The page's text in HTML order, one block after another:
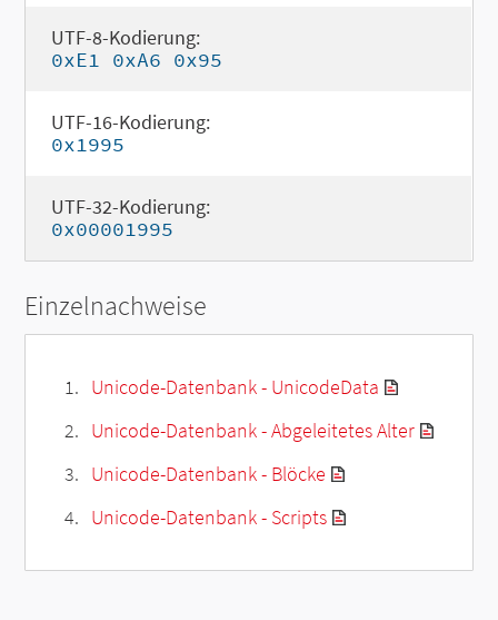
UTF-8-Kodierung:
0xE1 0xA6 0x95
UTF-16-Kodierung:
0x1995
UTF-32-Kodierung:
0x00001995
Einzelnachweise
Unicode-Datenbank - UnicodeData
Unicode-Datenbank - Abgeleitetes Alter
Unicode-Datenbank - Blöcke
Unicode-Datenbank - Scripts